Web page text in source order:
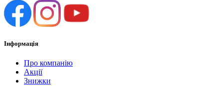
Інформація
Про компанію
Акції
Знижки